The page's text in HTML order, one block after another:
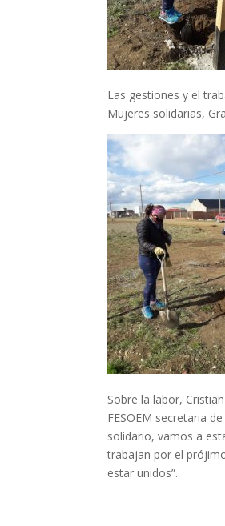
Las gestiones y el
Mujeres solidarias,
Sobre la labor,
FESOEM secretaria
solidario, vamos a
trabajan por el
estar unidos”.